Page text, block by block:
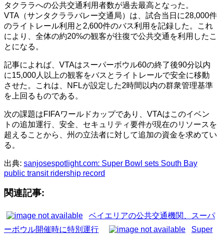
タクララへの公共交通利用者数が過去最高となった。
VTA（サンタクララバレー交通局）は、試合当日に28,000件
のライトレール利用と2,600件のバス利用を記録した。これ
により、全体の約20%の観客が往復で公共交通を利用したこ
とになる。
記事によれば、VTAはスーパーボウル60の終了後90分以内
に15,000人以上の観客をバスとライトレールで安全に移動
させた。これは、NFLが設定した2時間以内の群衆管理基準
を上回るものである。
次の課題はFIFAワールドカップであり、VTAはこのイベン
トの追加運行、安全、セキュリティ要件が現在のリソースを
超えることから、州の立法者に対して追加の資金を求めてい
る。
出典: sanjosespotlight.com: Super Bowl sets South Bay
public transit ridership record
関連記事:
ベイエリアの公共交通機関、スーパ
ーボウル開催時に特別運行
Super